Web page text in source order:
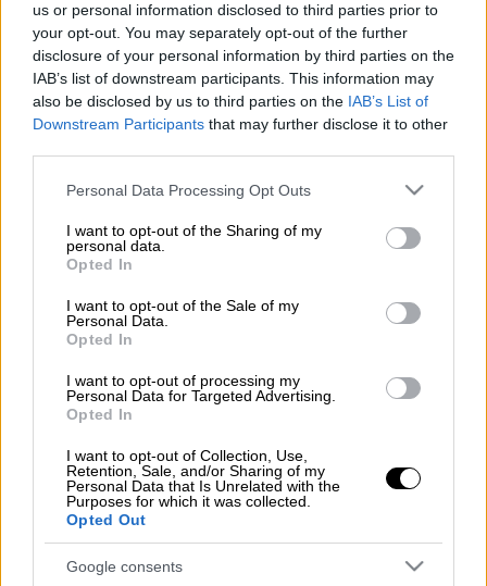
us or personal information disclosed to third parties prior to
your opt-out. You may separately opt-out of the further
disclosure of your personal information by third parties on the
IAB’s list of downstream participants. This information may
also be disclosed by us to third parties on the IAB’s List of
Downstream Participants that may further disclose it to other
Please note that this website/app uses one or more Google
not limited to your visit or usage behaviour. You may click to
grant or deny consent to Google and its third-party tags to
use your data for below specified purposes in below Google
consent section.
Personal Data Processing Opt Outs
I want to opt-out of the Sharing of my
personal data.
Opted In
I want to opt-out of the Sale of my
Personal Data.
Opted In
I want to opt-out of processing my
Personal Data for Targeted Advertising.
Opted In
I want to opt-out of Collection, Use,
Retention, Sale, and/or Sharing of my
Personal Data that Is Unrelated with the
Purposes for which it was collected.
Opted Out
Google consents
Προσθέστε το ΕΘΝΟΣ στη Google
Μπροστά σε μια μακάβρια ανακάλυψη
βρέθηκαν το πρωί της Τρίτης (07/05) οι
πυροσβέστες σε χωριό λίγο έξω από τη
ιστοσελίδαlamianow.gr, ένας άνδρας
περίπου 50 ετών δεν είχε δώσει σημάδια
ζωής τις τελευταίες μέρες, με αποτέλεσμα
συγγενείς και φίλοι από τη Λαμία να τον
αναζητούν.
Αφού βρέθηκαν στο σπίτι του 50χρονου
άρχισαν να φωνάζουν, μα ο άνδρας δεν
έβγαινε από την οικία του. Ετσι, κάλεσαν τις
Αρχές και μετέπειτα το Πυροσβεστικό Σώμα
προκειμένου να μπουν στο σπίτι του
50χρονου. Έπειτα από μικρή επιχείρηση που
στήθηκε ο άνδρας εντοπίστηκε νεκρός.